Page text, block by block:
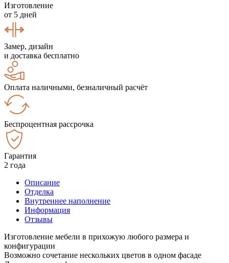
Изготовление
от 5 дней
Замер, дизайн
и доставка бесплатно
Оплата наличными, безналичный расчёт
Беспроцентная рассрочка
Гарантия
2 года
Описание
Отделка
Внутреннее наполнение
Информация
Отзывы
Изготовление мебели в прихожую любого размера и
конфигурации
Возможно сочетание нескольких цветов в одном фасаде